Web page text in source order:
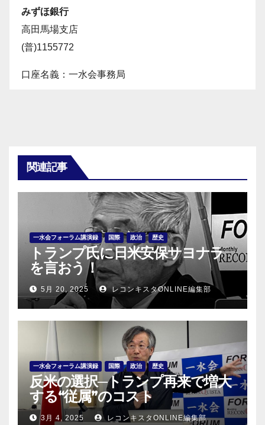
みずほ銀行
高田馬場支店
(普)1155772
口座名義：一水会事務局
関連記事
一水会フォーラム講演録 国際 政治 歴史
トランプ氏に日米安保サヨナラ
を言おう！
5月 20, 2025 レコンキスタONLINE編集部
一水会フォーラム講演録 国際 政治 歴史
反米の選択─トランプ再来で増大
する“従属”のコスト
3月 4, 2025 レコンキスタONLINE編集部